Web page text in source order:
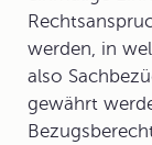
werden, in
also
gewährt